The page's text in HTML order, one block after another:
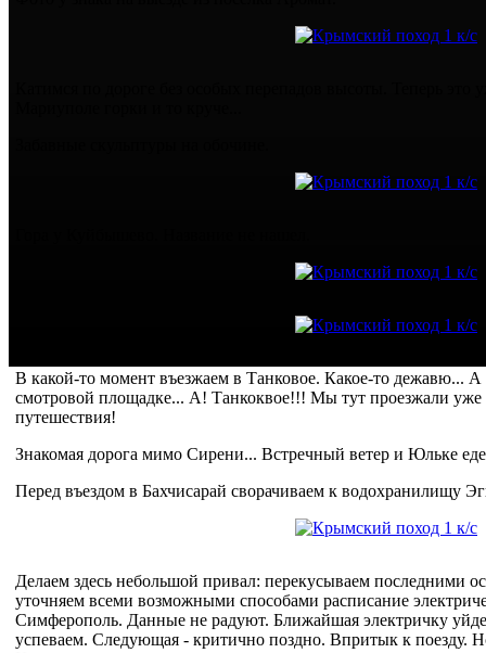
В какой-то момент въезжаем в Танковое. Какое-то дежавю...
смотровой площадке... А! Танкоквое!!! Мы тут проезжали уже
путешествия!
Знакомая дорога мимо Сирени... Встречный ветер и Юльке
Перед въездом в Бахчисарай сворачиваем к водохранилищу
Делаем здесь небольшой привал: перекусываем последними
уточняем всеми возможными способами расписание
Симферополь. Данные не радуют. Ближайшая электричку
успеваем. Следующая - критично поздно. Впритык к поезду.